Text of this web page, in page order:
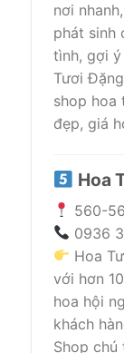
nơi
phát sinh
tình, gợi
Tươi
shop hoa
đẹp, giá
Hoa
560-
0936
Hoa
với hơn
hoa hội
khách
Shop